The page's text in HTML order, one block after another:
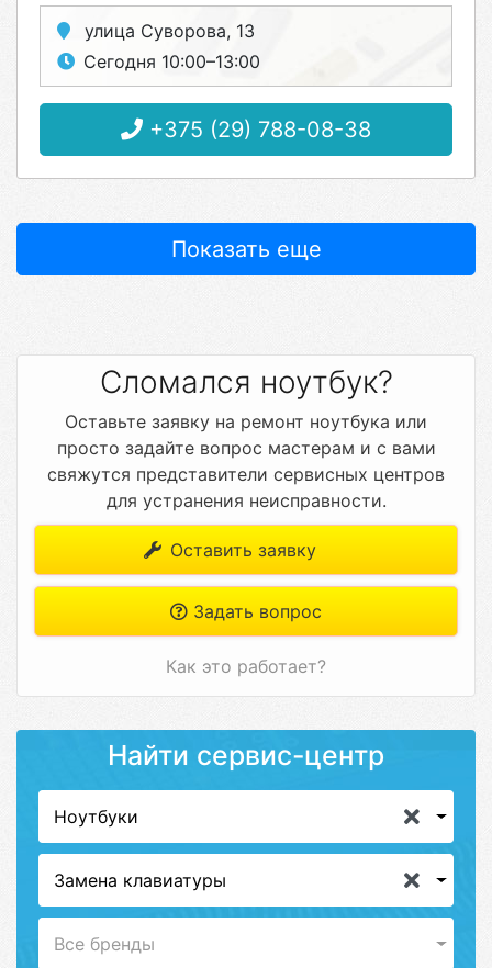
улица Суворова, 13
Сегодня 10:00–13:00
+375 (29) 788-08-38
Показать еще
Сломался ноутбук?
Оставьте заявку на ремонт ноутбука или
просто задайте вопрос мастерам и с вами
свяжутся представители сервисных центров
для устранения неисправности.
Оставить заявку
Задать вопрос
Как это работает?
Найти сервис-центр
Ноутбуки
Замена клавиатуры
Все бренды